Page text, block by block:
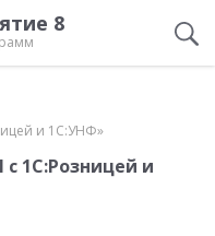
8
и 1С:УНФ»
1С:Розницей и